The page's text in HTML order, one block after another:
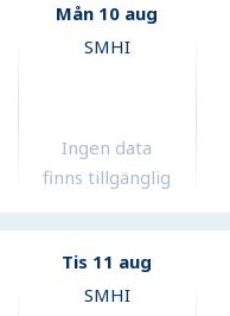
Mån 10 aug
SMHI
Ingen data
finns tillgänglig
Tis 11 aug
SMHI